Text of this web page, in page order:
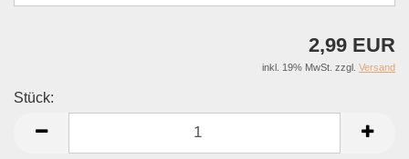
2,99 EUR
inkl. 19% MwSt. zzgl. Versand
Stück: